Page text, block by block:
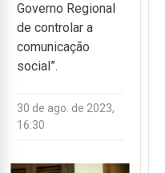
Governo Regional
de controlar a
comunicação
social”.
30 de ago. de 2023,
16:30